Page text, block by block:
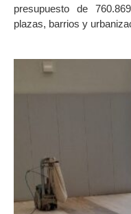
presupuesto de
plazas, barrios y